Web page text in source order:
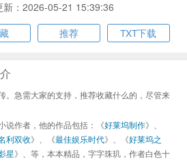
新：2026-05-21 15:39:36
推荐 TXT下载
。急需大家的支持，推荐收藏什么的，尽管来
说作者，他的作品包括：《好莱坞制作》、
利双收》、《最佳娱乐时代》、《好莱坞之
星》、等，本本精品，字字珠玑，作者白色十